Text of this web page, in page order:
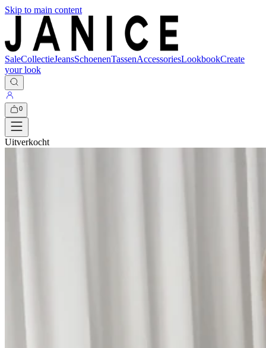
Skip to main content
SaleCollectieJeansSchoenenTassenAccessoriesLookbookCreate
your look
0
Uitverkocht